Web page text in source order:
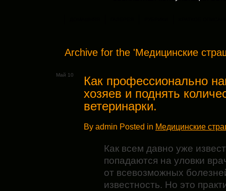
Archive for the 'Медицинские
Май 10
Как профессионально
хозяев и поднять
ветеринарки.
By admin Posted in Медицинские
Как всем давно уже
попадаются на уловки
от всевозможных
известность. Но это